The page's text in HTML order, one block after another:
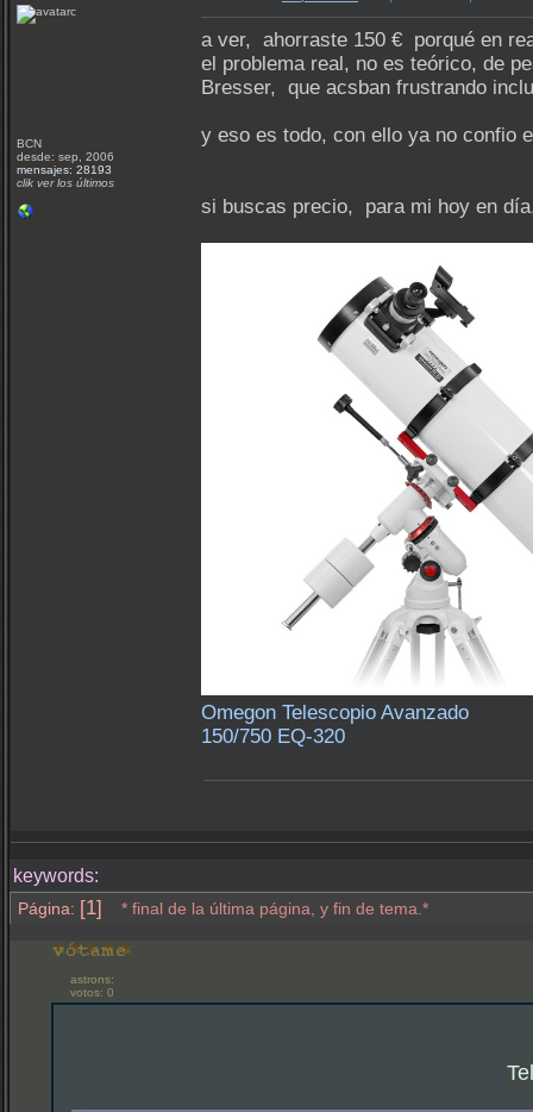
BCN
desde: sep, 2006
mensajes: 28193
clik ver los últimos
a ver, ahorraste 150 € porqué en
el problema real, no es teórico, de
Bresser, que acsban frustrando
y eso es todo, con ello ya no confio
si buscas precio, para mi hoy en
Omegon Telescopio Avanzado
150/750 EQ-320
keywords:
Página: [1] * final de la última página, y fin de tema.*
astrons:
votos: 0